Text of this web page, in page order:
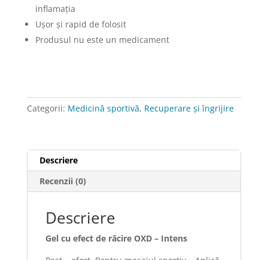
inflamaţia
Uşor şi rapid de folosit
Produsul nu este un medicament
Categorii: Medicină sportivă, Recuperare și îngrijire
Descriere
Recenzii (0)
Descriere
Gel cu efect de răcire OXD – Intens